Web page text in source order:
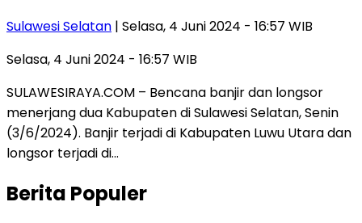
Sulawesi Selatan | Selasa, 4 Juni 2024 - 16:57 WIB
Selasa, 4 Juni 2024 - 16:57 WIB
SULAWESIRAYA.COM – Bencana banjir dan longsor
menerjang dua Kabupaten di Sulawesi Selatan, Senin
(3/6/2024). Banjir terjadi di Kabupaten Luwu Utara dan
longsor terjadi di…
Berita Populer